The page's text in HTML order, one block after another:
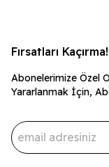
Fırsatları Kaçırma!
Abonelerimize Özel
Yararlanmak İçin,